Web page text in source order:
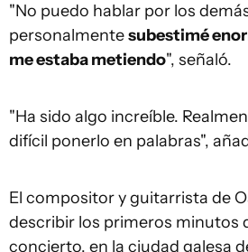
"No puedo hablar por los
personalmentesubestimé
me estaba metiendo", señaló.
"Ha sido algo increíble.
difícil ponerlo en palabras",
El compositor y guitarrista de
describir los primeros minutos
concierto, en la ciudad galesa